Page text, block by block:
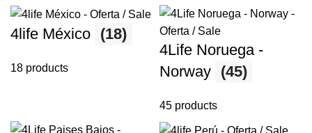
4life México (18)
18 products
4Life Noruega -
Norway (45)
45 products